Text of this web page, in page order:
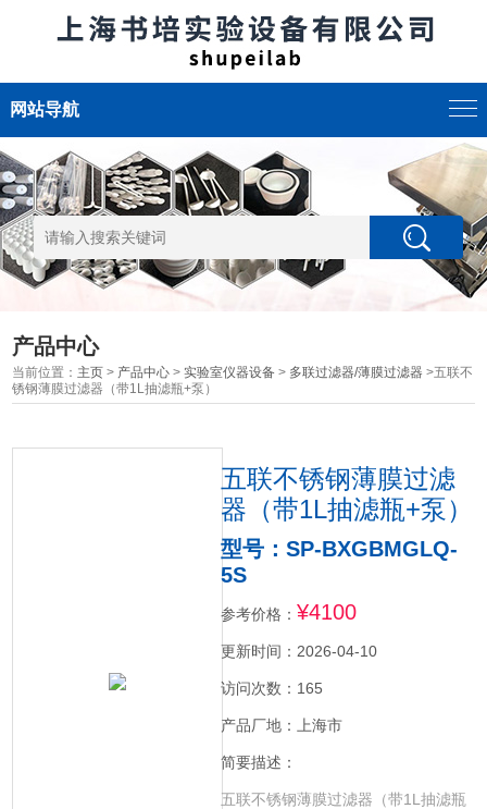
网站导航
产品中心
当前位置： 主页 > 产品中心 >实验室仪器设备 > 多联过滤器/薄膜过滤器 >五联不
锈钢薄膜过滤器（带1L抽滤瓶+泵）
五联不锈钢薄膜过滤
器（带1L抽滤瓶+泵）
型号：SP-BXGBMGLQ-
5S
参考价格： ¥4100
更新时间：2026-04-10
访问次数：165
产品厂地：上海市
简要描述：
五联不锈钢薄膜过滤器（带1L抽滤瓶